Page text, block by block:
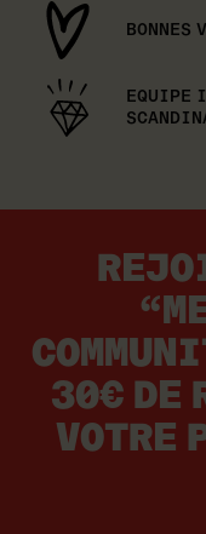
BONNES
EQUIPE
30€ DE
VOTRE